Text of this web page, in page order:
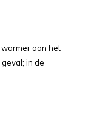
aan het
in de